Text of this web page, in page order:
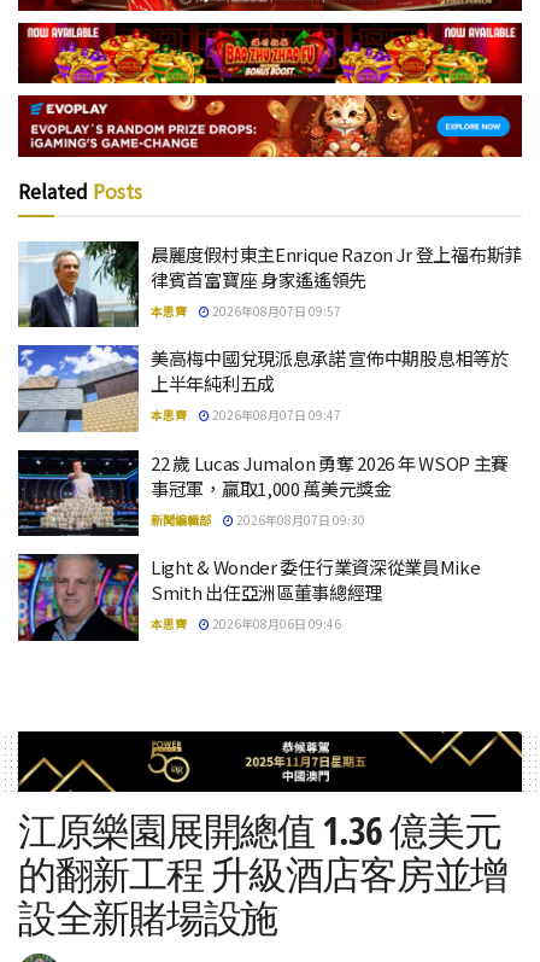
Related Posts
晨麗度假村東主Enrique Razon Jr 登上福布斯菲
律賓首富寶座 身家遙遙領先
本思齊 2026年08月07日 09:57
美高梅中國兌現派息承諾 宣佈中期股息相等於
上半年純利五成
本思齊 2026年08月07日 09:47
22 歲 Lucas Jumalon 勇奪 2026 年 WSOP 主賽
事冠軍，贏取1,000 萬美元獎金
新聞編輯部 2026年08月07日 09:30
Light & Wonder 委任行業資深從業員Mike
Smith 出任亞洲區董事總經理
本思齊 2026年08月06日 09:46
江原樂園展開總值 1.36 億美元
的翻新工程 升級酒店客房並增
設全新賭場設施